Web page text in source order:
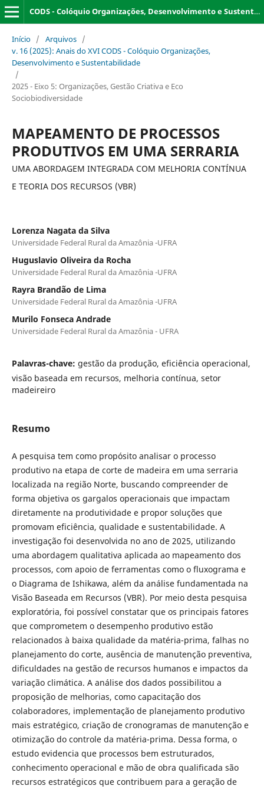
CODS - Colóquio Organizações, Desenvolvimento e Sustentabilidade
Início / Arquivos /
v. 16 (2025): Anais do XVI CODS - Colóquio Organizações,
Desenvolvimento e Sustentabilidade
/
2025 - Eixo 5: Organizações, Gestão Criativa e Eco
Sociobiodiversidade
MAPEAMENTO DE PROCESSOS
PRODUTIVOS EM UMA SERRARIA
UMA ABORDAGEM INTEGRADA COM MELHORIA CONTÍNUA
E TEORIA DOS RECURSOS (VBR)
Lorenza Nagata da Silva
Universidade Federal Rural da Amazônia -UFRA
Huguslavio Oliveira da Rocha
Universidade Federal Rural da Amazônia -UFRA
Rayra Brandão de Lima
Universidade Federal Rural da Amazônia -UFRA
Murilo Fonseca Andrade
Universidade Federal Rural da Amazônia - UFRA
Palavras-chave: gestão da produção, eficiência operacional,
visão baseada em recursos, melhoria contínua, setor
madeireiro
Resumo
A pesquisa tem como propósito analisar o processo
produtivo na etapa de corte de madeira em uma serraria
localizada na região Norte, buscando compreender de
forma objetiva os gargalos operacionais que impactam
diretamente na produtividade e propor soluções que
promovam eficiência, qualidade e sustentabilidade. A
investigação foi desenvolvida no ano de 2025, utilizando
uma abordagem qualitativa aplicada ao mapeamento dos
processos, com apoio de ferramentas como o fluxograma e
o Diagrama de Ishikawa, além da análise fundamentada na
Visão Baseada em Recursos (VBR). Por meio desta pesquisa
exploratória, foi possível constatar que os principais fatores
que comprometem o desempenho produtivo estão
relacionados à baixa qualidade da matéria-prima, falhas no
planejamento do corte, ausência de manutenção preventiva,
dificuldades na gestão de recursos humanos e impactos da
variação climática. A análise dos dados possibilitou a
proposição de melhorias, como capacitação dos
colaboradores, implementação de planejamento produtivo
mais estratégico, criação de cronogramas de manutenção e
otimização do controle da matéria-prima. Dessa forma, o
estudo evidencia que processos bem estruturados,
conhecimento operacional e mão de obra qualificada são
recursos estratégicos que contribuem para a geração de